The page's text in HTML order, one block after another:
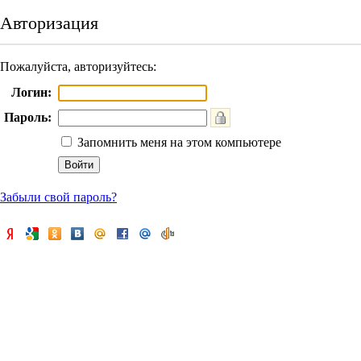
Авторизация
Пожалуйста, авторизуйтесь:
Логин:
Пароль:
Запомнить меня на этом компьютере
Забыли свой пароль?